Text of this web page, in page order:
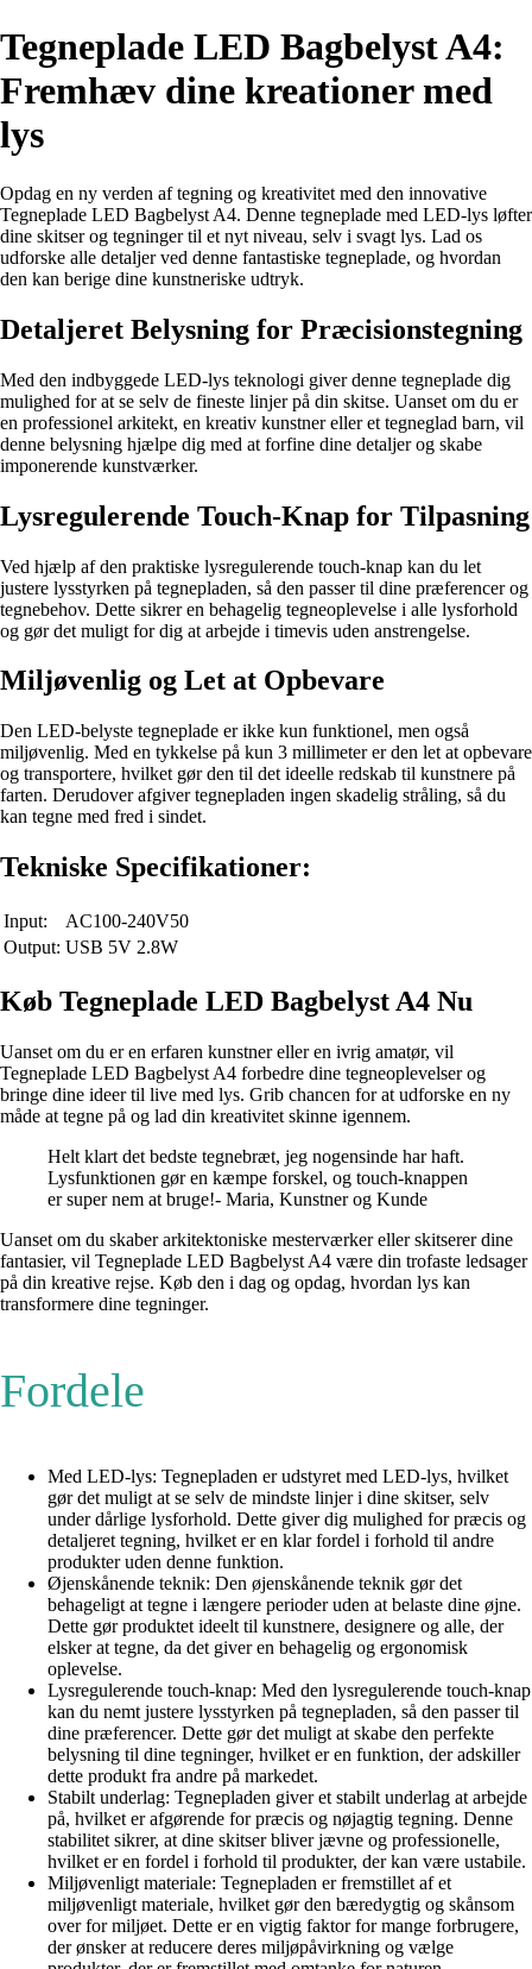
Tegneplade LED Bagbelyst A4:
Fremhæv dine kreationer med
lys
Opdag en ny verden af tegning og kreativitet med den innovative
Tegneplade LED Bagbelyst A4. Denne tegneplade med LED-lys løfter
dine skitser og tegninger til et nyt niveau, selv i svagt lys. Lad os
udforske alle detaljer ved denne fantastiske tegneplade, og hvordan
den kan berige dine kunstneriske udtryk.
Detaljeret Belysning for Præcisionstegning
Med den indbyggede LED-lys teknologi giver denne tegneplade dig
mulighed for at se selv de fineste linjer på din skitse. Uanset om du er
en professionel arkitekt, en kreativ kunstner eller et tegneglad barn, vil
denne belysning hjælpe dig med at forfine dine detaljer og skabe
imponerende kunstværker.
Lysregulerende Touch-Knap for Tilpasning
Ved hjælp af den praktiske lysregulerende touch-knap kan du let
justere lysstyrken på tegnepladen, så den passer til dine præferencer og
tegnebehov. Dette sikrer en behagelig tegneoplevelse i alle lysforhold
og gør det muligt for dig at arbejde i timevis uden anstrengelse.
Miljøvenlig og Let at Opbevare
Den LED-belyste tegneplade er ikke kun funktionel, men også
miljøvenlig. Med en tykkelse på kun 3 millimeter er den let at opbevare
og transportere, hvilket gør den til det ideelle redskab til kunstnere på
farten. Derudover afgiver tegnepladen ingen skadelig stråling, så du
kan tegne med fred i sindet.
Tekniske Specifikationer:
Input:
AC100-240V50
Output: USB 5V 2.8W
Køb Tegneplade LED Bagbelyst A4 Nu
Uanset om du er en erfaren kunstner eller en ivrig amatør, vil
Tegneplade LED Bagbelyst A4 forbedre dine tegneoplevelser og
bringe dine ideer til live med lys. Grib chancen for at udforske en ny
måde at tegne på og lad din kreativitet skinne igennem.
Helt klart det bedste tegnebræt, jeg nogensinde har haft.
Lysfunktionen gør en kæmpe forskel, og touch-knappen
er super nem at bruge!- Maria, Kunstner og Kunde
Uanset om du skaber arkitektoniske mesterværker eller skitserer dine
fantasier, vil Tegneplade LED Bagbelyst A4 være din trofaste ledsager
på din kreative rejse. Køb den i dag og opdag, hvordan lys kan
transformere dine tegninger.
Fordele
Med LED-lys: Tegnepladen er udstyret med LED-lys, hvilket
gør det muligt at se selv de mindste linjer i dine skitser, selv
under dårlige lysforhold. Dette giver dig mulighed for præcis og
detaljeret tegning, hvilket er en klar fordel i forhold til andre
produkter uden denne funktion.
Øjenskånende teknik: Den øjenskånende teknik gør det
behageligt at tegne i længere perioder uden at belaste dine øjne.
Dette gør produktet ideelt til kunstnere, designere og alle, der
elsker at tegne, da det giver en behagelig og ergonomisk
oplevelse.
Lysregulerende touch-knap: Med den lysregulerende touch-knap
kan du nemt justere lysstyrken på tegnepladen, så den passer til
dine præferencer. Dette gør det muligt at skabe den perfekte
belysning til dine tegninger, hvilket er en funktion, der adskiller
dette produkt fra andre på markedet.
Stabilt underlag: Tegnepladen giver et stabilt underlag at arbejde
på, hvilket er afgørende for præcis og nøjagtig tegning. Denne
stabilitet sikrer, at dine skitser bliver jævne og professionelle,
hvilket er en fordel i forhold til produkter, der kan være ustabile.
Miljøvenligt materiale: Tegnepladen er fremstillet af et
miljøvenligt materiale, hvilket gør den bæredygtig og skånsom
over for miljøet. Dette er en vigtig faktor for mange forbrugere,
der ønsker at reducere deres miljøpåvirkning og vælge